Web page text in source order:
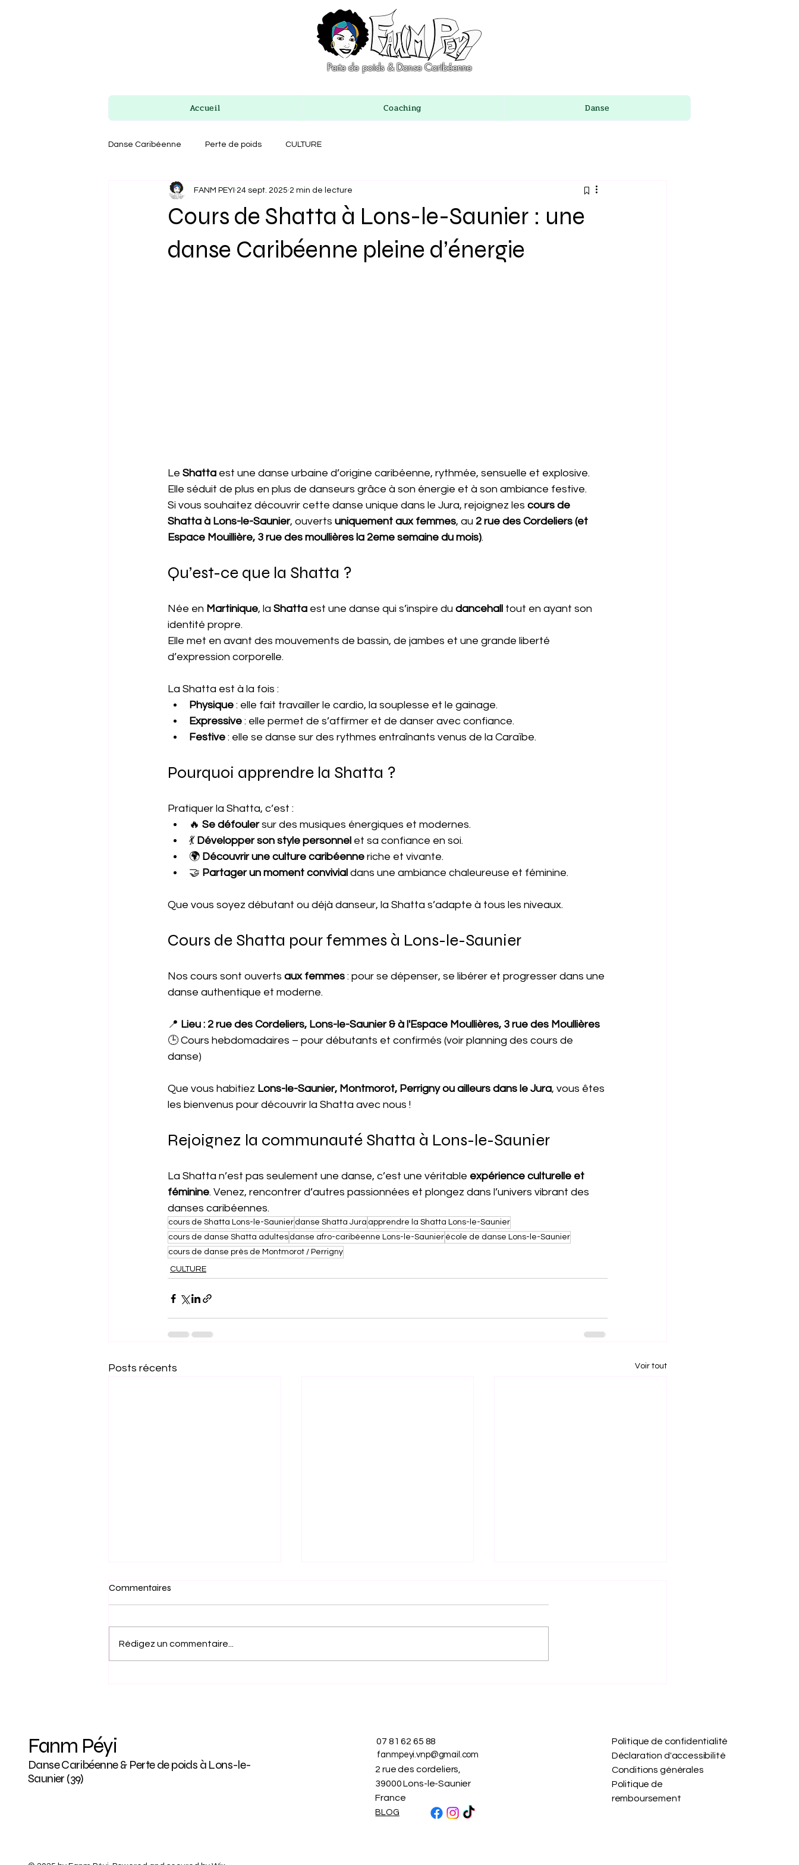
Perte de poids & Danse Caribéenne
Accueil Coaching Danse
Danse Caribéenne Perte de poids CULTURE
Cours de Shatta à Lons-le-Saunier : une
danse Caribéenne pleine d’énergie
FANM PEYI 24 sept. 2025 2 min de lecture
Le Shatta est une danse urbaine d’origine caribéenne, rythmée, sensuelle et explosive.
Elle séduit de plus en plus de danseurs grâce à son énergie et à son ambiance festive.
Si vous souhaitez découvrir cette danse unique dans le Jura, rejoignez les cours de
Shatta à Lons-le-Saunier, ouverts uniquement aux femmes, au 2 rue des Cordeliers (et
Espace Mouillière, 3 rue des moullières la 2eme semaine du mois).
Qu’est-ce que la Shatta ?
Née en Martinique, la Shatta est une danse qui s’inspire du dancehall tout en ayant son
identité propre.
Elle met en avant des mouvements de bassin, de jambes et une grande liberté
d’expression corporelle.
La Shatta est à la fois :
Physique : elle fait travailler le cardio, la souplesse et le gainage.
Expressive : elle permet de s’affirmer et de danser avec confiance.
Festive : elle se danse sur des rythmes entraînants venus de la Caraïbe.
Pourquoi apprendre la Shatta ?
Pratiquer la Shatta, c’est :
🔥 Se défouler sur des musiques énergiques et modernes.
💃 Développer son style personnel et sa confiance en soi.
🌍 Découvrir une culture caribéenne riche et vivante.
🤝 Partager un moment convivial dans une ambiance chaleureuse et féminine.
Que vous soyez débutant ou déjà danseur, la Shatta s’adapte à tous les niveaux.
Cours de Shatta pour femmes à Lons-le-Saunier
Nos cours sont ouverts aux femmes : pour se dépenser, se libérer et progresser dans une
danse authentique et moderne.
📍 Lieu : 2 rue des Cordeliers, Lons-le-Saunier & à l'Espace Moullières, 3 rue des Moullières
🕒 Cours hebdomadaires – pour débutants et confirmés (voir planning des cours de
danse)
Que vous habitiez Lons-le-Saunier, Montmorot, Perrigny ou ailleurs dans le Jura, vous êtes
les bienvenus pour découvrir la Shatta avec nous !
Rejoignez la communauté Shatta à Lons-le-Saunier
La Shatta n’est pas seulement une danse, c’est une véritable expérience culturelle et
féminine. Venez, rencontrer d’autres passionnées et plongez dans l’univers vibrant des
danses caribéennes.
cours de Shatta Lons-le-Saunier danse Shatta Jura apprendre la Shatta Lons-le-Saunier
cours de danse Shatta adultes danse afro-caribéenne Lons-le-Saunier école de danse Lons-le-Saunier
cours de danse près de Montmorot / Perrigny
CULTURE
Posts récents Voir tout
Commentaires
Rédigez un commentaire...
Fanm Péyi
Danse Caribéenne & Perte de poids à Lons-le-
Saunier (39)
07 81 62 65 88
fanmpeyi.vnp@gmail.com
2 rue des cordeliers,
39000 Lons-le-Saunier
France
BLOG
Politique de confidentialité
Déclaration d'accessibilité
Conditions générales
Politique de
remboursement